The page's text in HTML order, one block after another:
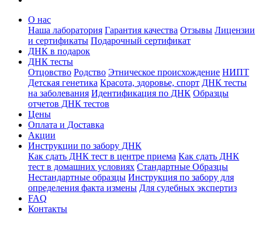
О нас
Наша лаборатория Гарантия качества Отзывы Лицензии
и сертификаты Подарочный сертификат
ДНК в подарок
ДНК тесты
Отцовство Родство Этническое происхождение НИПТ
Детская генетика Красота, здоровье, спорт ДНК тесты
на заболевания Идентификация по ДНК Образцы
отчетов ДНК тестов
Цены
Оплата и Доставка
Акции
Инструкции по забору ДНК
Как сдать ДНК тест в центре приема Как сдать ДНК
тест в домашних условиях Стандартные Образцы
Нестандартные образцы Инструкция по забору для
определения факта измены Для судебных экспертиз
FAQ
Контакты